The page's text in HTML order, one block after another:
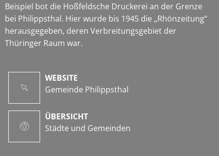
Beispiel bot die Hoßfeldsche Druckerei an der Grenze
bei Philippsthal. Hier wurde bis 1945 die „Rhönzeitung“
herausgegeben, deren Verbreitungsgebiet der
Thüringer Raum war.
WEBSITE
Gemeinde Philippsthal
ÜBERSICHT
Städte und Gemeinden